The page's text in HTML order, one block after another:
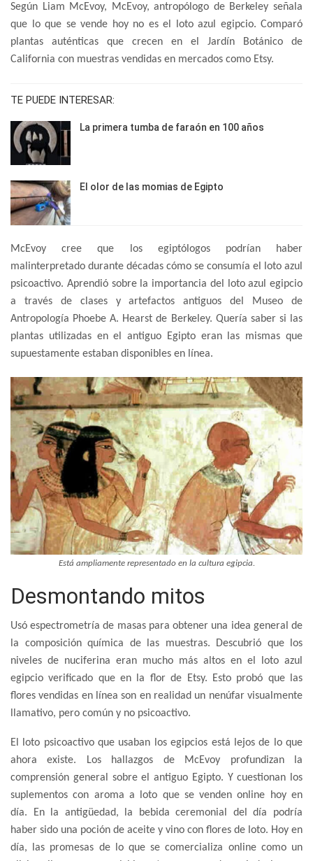
Según Liam McEvoy, McEvoy, antropólogo de Berkeley señala
que lo que se vende hoy no es el loto azul egipcio. Comparó
plantas auténticas que crecen en el Jardín Botánico de
California con muestras vendidas en mercados como Etsy.
TE PUEDE INTERESAR:
La primera tumba de faraón en 100 años
El olor de las momias de Egipto
McEvoy cree que los egiptólogos podrían haber
malinterpretado durante décadas cómo se consumía el loto azul
psicoactivo. Aprendió sobre la importancia del loto azul egipcio
a través de clases y artefactos antiguos del Museo de
Antropología Phoebe A. Hearst de Berkeley. Quería saber si las
plantas utilizadas en el antiguo Egipto eran las mismas que
supuestamente estaban disponibles en línea.
Está ampliamente representado en la cultura egipcia.
Desmontando mitos
Usó espectrometría de masas para obtener una idea general de
la composición química de las muestras. Descubrió que los
niveles de nuciferina eran mucho más altos en el loto azul
egipcio verificado que en la flor de Etsy. Esto probó que las
flores vendidas en línea son en realidad un nenúfar visualmente
llamativo, pero común y no psicoactivo.
El loto psicoactivo que usaban los egipcios está lejos de lo que
ahora existe. Los hallazgos de McEvoy profundizan la
comprensión general sobre el antiguo Egipto. Y cuestionan los
suplementos con aroma a loto que se venden online hoy en
día. En la antigüedad, la bebida ceremonial del día podría
haber sido una poción de aceite y vino con flores de loto. Hoy en
día, las promesas de lo que se comercializa online como un